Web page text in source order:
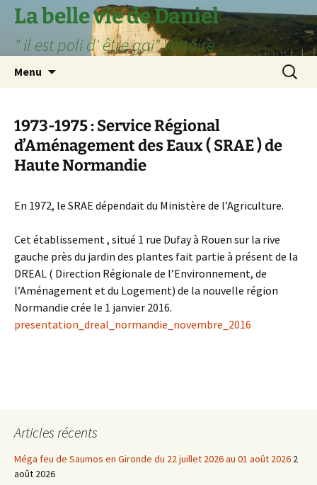
Aller
contenu
La belle vie de Daniel
" il est poli d' être gai" Voltaire
Menu
1973-1975 : Service Régional
d’Aménagement des Eaux ( SRAE ) de
Haute Normandie
En 1972, le SRAE dépendait du Ministère de l’Agriculture.
Cet établissement , situé 1 rue Dufay à Rouen sur la rive
gauche près du jardin des plantes fait partie à présent de la
DREAL ( Direction Régionale de l’Environnement, de
l’Aménagement et du Logement) de la nouvelle région
Normandie crée le 1 janvier 2016.
presentation_dreal_normandie_novembre_2016
Articles récents
Méga feu de Saumos en Gironde du 22 juillet 2026 au 01 août 2026 2
août 2026